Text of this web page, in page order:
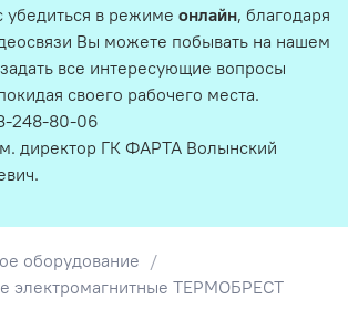
оборудование
электромагнитные ТЕРМОБРЕСТ
в режиме онлайн, благодаря
Вы можете побывать на нашем
все интересующие вопросы
своего рабочего места.
248-80-06
директор ГК ФАРТА Волынский